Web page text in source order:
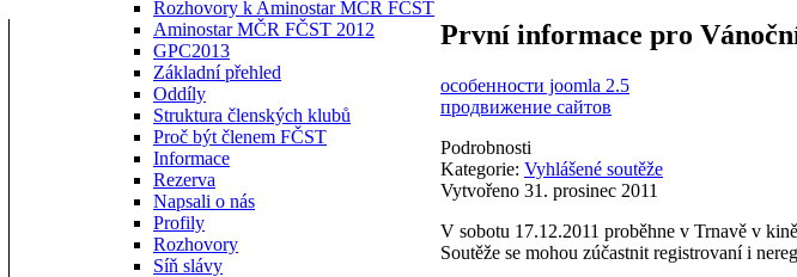
Rozhovory k Aminostar MČR FČST
Aminostar MČR FČST 2012
GPC2013
Základní přehled
Oddíly
Struktura členských klubů
Proč být členem FČST
Informace
Rezerva
Napsali o nás
Profily
Rozhovory
Síň slávy
První informace pro
особенности joomla 2.5
продвижение сайтов
Podrobnosti
Kategorie: Vyhlášené soutěže
Vytvořeno 31. prosinec 2011
V sobotu 17.12.2011 proběhne v Trnavě v
Soutěže se mohou zúčastnit registrovaní i